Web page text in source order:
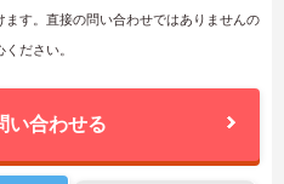
す。直接の問い合わせではありませんの
ださい。
い合わせる